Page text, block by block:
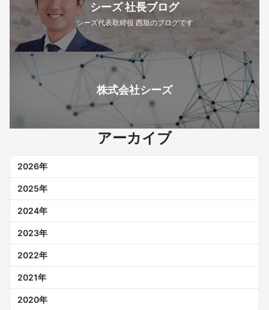
シーズ 社長ブログ
シーズ代表取締役 西垣のブログです
株式会社シーズ
アーカイブ
2026年
2025年
2024年
2023年
2022年
2021年
2020年